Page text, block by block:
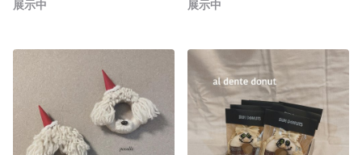
展示中
展示中